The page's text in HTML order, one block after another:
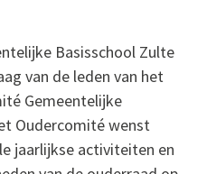
Basisschool Zulte
van de leden van het
Gemeentelijke
Oudercomité wenst
jaarlijkse activiteiten en